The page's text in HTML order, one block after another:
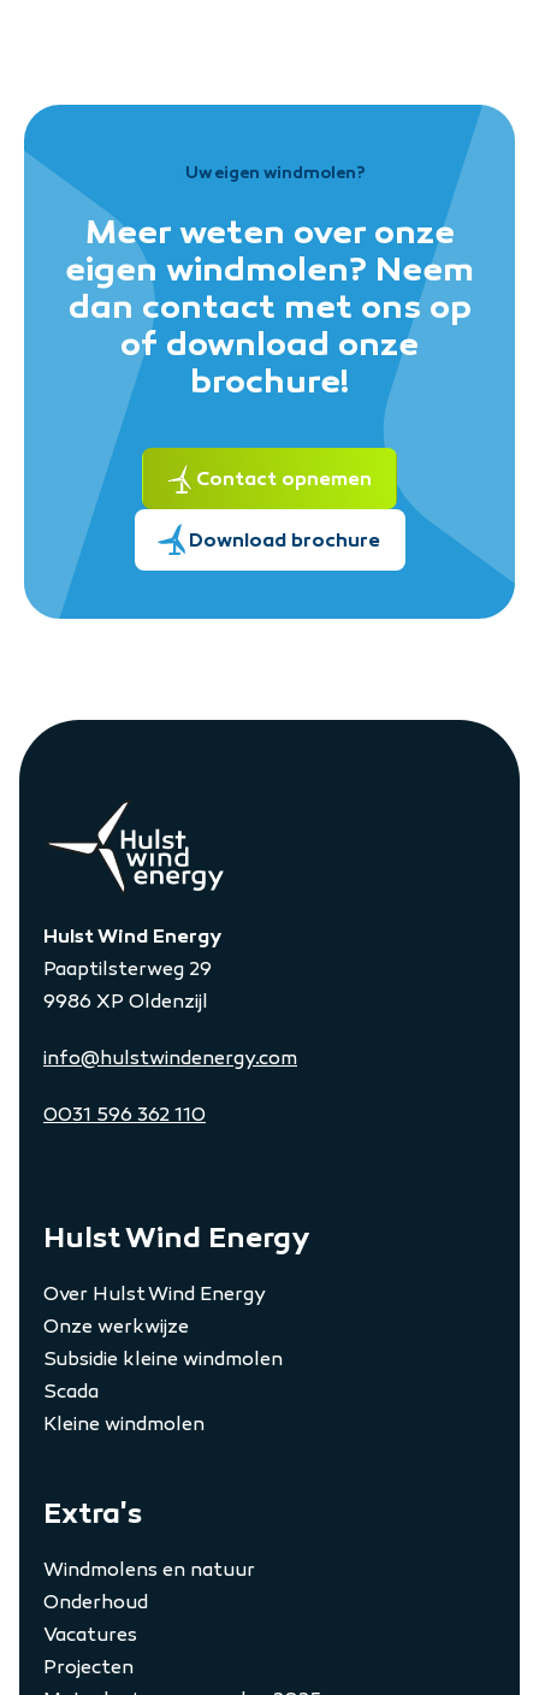
Uw eigen windmolen?
Meer weten over onze
eigen windmolen? Neem
dan contact met ons op
of download onze
brochure!
Contact opnemen
Download brochure
Hulst Wind Energy
Paaptilsterweg 29
9986 XP Oldenzijl
info@hulstwindenergy.com
0031 596 362 110
Hulst Wind Energy
Over Hulst Wind Energy
Onze werkwijze
Subsidie kleine windmolen
Scada
Kleine windmolen
Extra's
Windmolens en natuur
Onderhoud
Vacatures
Projecten